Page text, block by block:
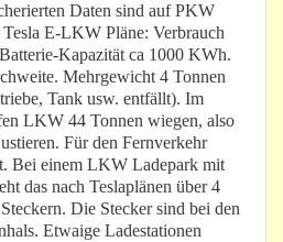
Daten sind auf PKW
E-LKW Pläne: Verbrauch
Kapazität ca 1000 KWh.
Mehrgewicht 4 Tonnen
Tank usw. entfällt). Im
LKW 44 Tonnen wiegen, also
Für den Fernverkehr
Bei einem LKW Ladepark mit
das nach Teslaplänen über 4
Die Stecker sind bei den
Etwaige Ladestationen